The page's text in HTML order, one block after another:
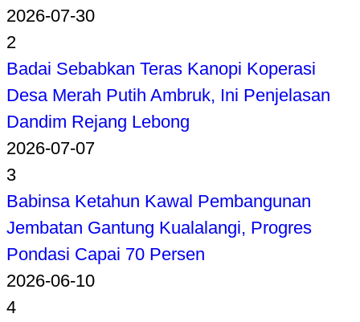
2026-07-30
2
Badai Sebabkan Teras Kanopi Koperasi
Desa Merah Putih Ambruk, Ini Penjelasan
Dandim Rejang Lebong
2026-07-07
3
Babinsa Ketahun Kawal Pembangunan
Jembatan Gantung Kualalangi, Progres
Pondasi Capai 70 Persen
2026-06-10
4